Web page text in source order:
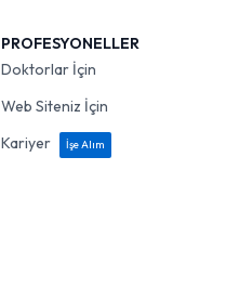
PROFESYONELLER
Doktorlar İçin
Web Siteniz İçin
Kariyer
İşe Alım